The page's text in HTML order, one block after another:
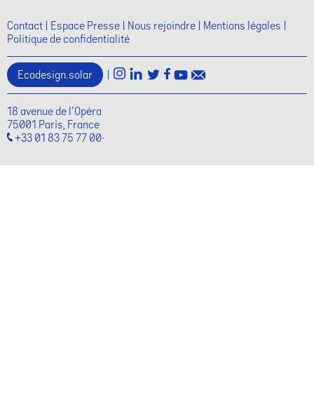
Contact Espace Presse Nous rejoindre
Mentions légales
Politique de confidentialité
Ecodesign.solar
18 avenue de l'Opéra
75001 Paris, France
+33 01 83 75 77 00·